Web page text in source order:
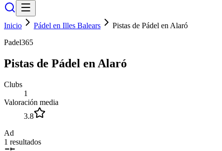
Inicio Pádel en Illes Balears
Pistas de Pádel en Alaró
Padel365
Pistas de Pádel en Alaró
Clubs
1
Valoración media
3.8
Ad
1 resultados